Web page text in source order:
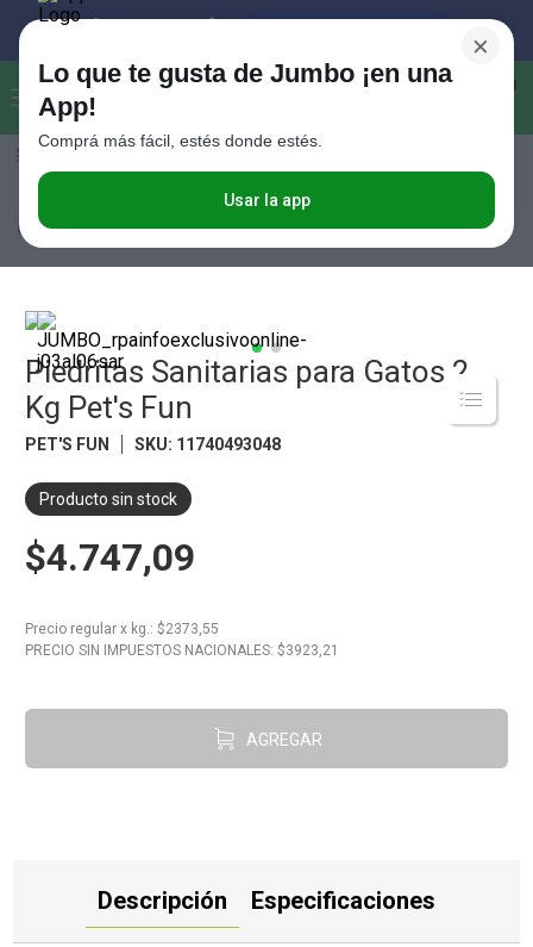
Buscar...
Seleccioná el método de entrega
×
Lo que te gusta de Jumbo ¡en una
App!
Comprá más fácil, estés donde estés.
Usar la app
Accesorios para Mascotas
Gatos 2 Kg Pet's Fun
Piedritas Sanitarias para Gatos 2
Kg Pet's Fun
PET'S FUN SKU: 11740493048
Producto sin stock
$4.747,09
Precio regular x kg. : $2373,55
PRECIO SIN IMPUESTOS NACIONALES: $3923,21
AGREGAR
Descripción Especificaciones
Términos más buscados
.
Valijas
Cerveza
Galletitas
Yerba
Fideos
. Carne